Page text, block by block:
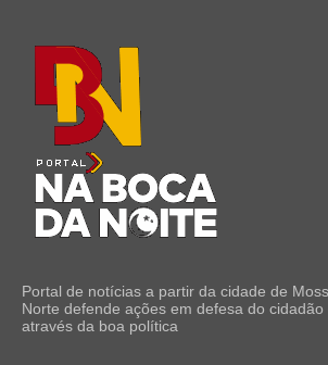
Portal de notícias a partir da cidade de
Norte defende ações em defesa do
através da boa política